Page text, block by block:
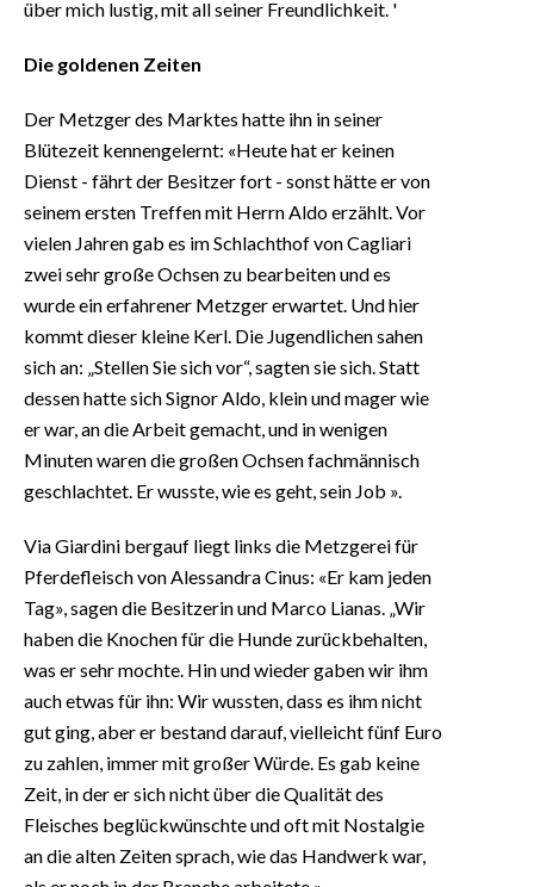
über mich lustig, mit all seiner Freundlichkeit. '
Die goldenen Zeiten
Der Metzger des Marktes hatte ihn in seiner
Blütezeit kennengelernt: «Heute hat er keinen
Dienst - fährt der Besitzer fort - sonst hätte er von
seinem ersten Treffen mit Herrn Aldo erzählt. Vor
vielen Jahren gab es im Schlachthof von Cagliari
zwei sehr große Ochsen zu bearbeiten und es
wurde ein erfahrener Metzger erwartet. Und hier
kommt dieser kleine Kerl. Die Jugendlichen sahen
sich an: „Stellen Sie sich vor“, sagten sie sich. Statt
dessen hatte sich Signor Aldo, klein und mager wie
er war, an die Arbeit gemacht, und in wenigen
Minuten waren die großen Ochsen fachmännisch
geschlachtet. Er wusste, wie es geht, sein Job ».
Via Giardini bergauf liegt links die Metzgerei für
Pferdefleisch von Alessandra Cinus: «Er kam jeden
Tag», sagen die Besitzerin und Marco Lianas. „Wir
haben die Knochen für die Hunde zurückbehalten,
was er sehr mochte. Hin und wieder gaben wir ihm
auch etwas für ihn: Wir wussten, dass es ihm nicht
gut ging, aber er bestand darauf, vielleicht fünf Euro
zu zahlen, immer mit großer Würde. Es gab keine
Zeit, in der er sich nicht über die Qualität des
Fleisches beglückwünschte und oft mit Nostalgie
an die alten Zeiten sprach, wie das Handwerk war,